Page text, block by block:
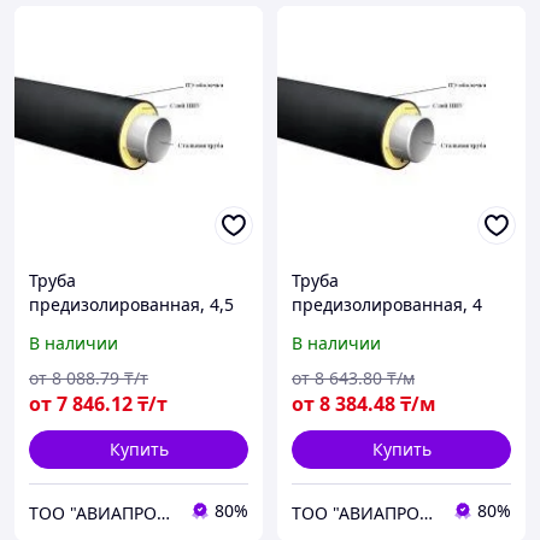
Труба
предизолированная, 4,5
мм, ППУ-ПЭ
В наличии
от7 846.12₸/т
от 8 088.79 ₸/т
Купить
ТОО "АВИАПРОМСТАЛЬ" 80%
Труба
предизолированная, 4
мм, ППУ-ПЭ
В наличии
от8 384.48₸/м
от 8 643.80 ₸/м
Купить
ТОО "АВИАПРОМСТАЛЬ" 80%